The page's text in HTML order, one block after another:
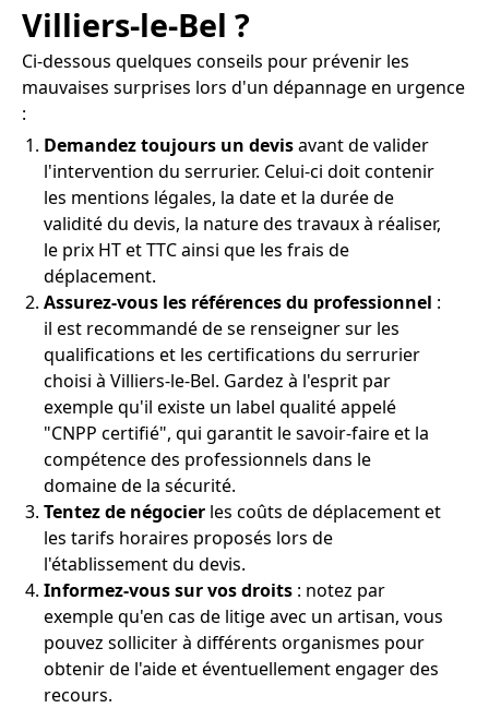
Villiers-le-Bel ?
Ci-dessous quelques conseils pour prévenir les
mauvaises surprises lors d'un dépannage en urgence
:
Demandez toujours un devisavant de valider
l'intervention du serrurier. Celui-ci doit contenir
les mentions légales, la date et la durée de
validité du devis, la nature des travaux à réaliser,
le prix HT et TTC ainsi que les frais de
déplacement.
Assurez-vous les références du professionnel :
il est recommandé de se renseigner sur les
qualifications et les certifications du serrurier
choisi à Villiers-le-Bel. Gardez à l'esprit par
exemple qu'il existe un label qualité appelé
"CNPP certifié", qui garantit le savoir-faire et la
compétence des professionnels dans le
domaine de la sécurité.
Tentez de négocier les coûts de déplacement et
les tarifs horaires proposés lors de
l'établissement du devis.
Informez-vous sur vos droits : notez par
exemple qu'en cas de litige avec un artisan, vous
pouvez solliciter à différents organismes pour
obtenir de l'aide et éventuellement engager des
recours.